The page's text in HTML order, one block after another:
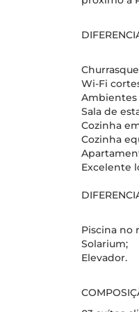
Wi-Fi
Sala de
Cozinha
Cozinha
Excelente
Piscina no
Solarium;
Elevador.